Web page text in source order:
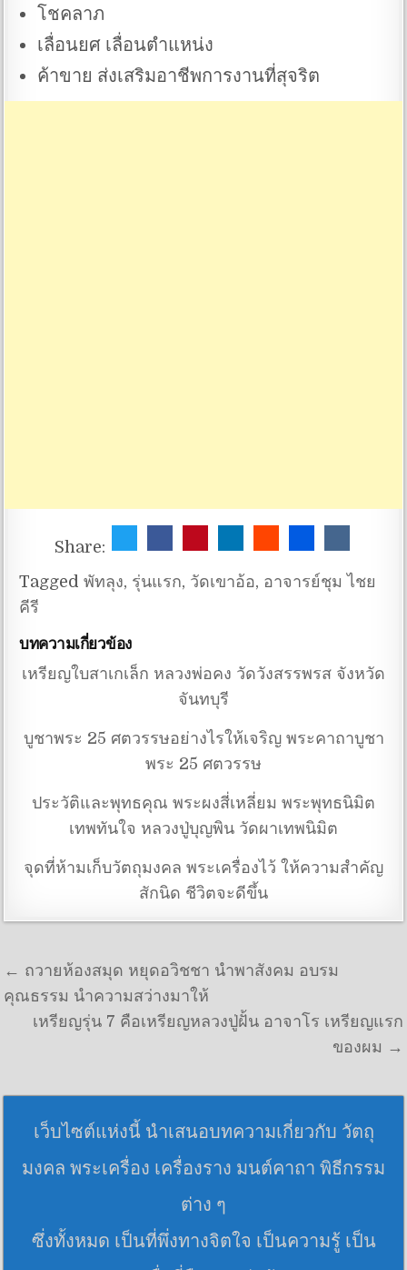
โชคลาภ
เลื่อนยศ เลื่อนตำแหน่ง
ค้าขาย ส่งเสริมอาชีพการงานที่สุจริต
Share:
Taggedพัทลุง, รุ่นแรก, วัดเขาอ้อ, อาจารย์ชุม ไชย
คีรี
บทความเกี่ยวข้อง
เหรียญใบสาเกเล็ก หลวงพ่อคง วัดวังสรรพรส จังหวัด
จันทบุรี
บูชาพระ 25 ศตวรรษอย่างไรให้เจริญ พระคาถาบูชา
พระ 25 ศตวรรษ
ประวัติและพุทธคุณ พระผงสี่เหลี่ยม พระพุทธนิมิต
เทพทันใจ หลวงปู่บุญพิน วัดผาเทพนิมิต
จุดที่ห้ามเก็บวัตถุมงคล พระเครื่องไว้ ให้ความสำคัญ
สักนิด ชีวิตจะดีขึ้น
แนะแนวเรื่อง
← ถวายห้องสมุด หยุดอวิชชา นำพาสังคม อบรม
คุณธรรม นำความสว่างมาให้
เหรียญรุ่น 7 คือเหรียญหลวงปู่ฝั้น อาจาโร เหรียญแรก
ของผม →
เว็บไซต์แห่งนี้ นำเสนอบทความเกี่ยวกับ วัตถุ
มงคล พระเครื่อง เครื่องราง มนต์คาถา พิธีกรรม
ต่าง ๆ
ซึ่งทั้งหมด เป็นที่พึ่งทางจิตใจ เป็นความรู้ เป็น